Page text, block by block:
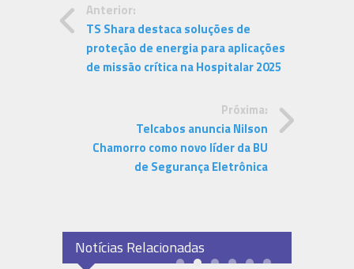
Anterior:
TS Shara destaca soluções de
proteção de energia para aplicações
de missão crítica na Hospitalar 2025
Próxima:
Telcabos anuncia Nilson
Chamorro como novo líder da BU
de Segurança Eletrônica
Notícias Relacionadas